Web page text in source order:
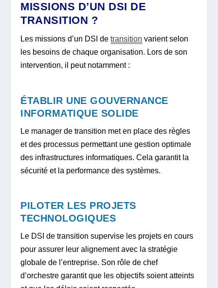
MISSIONS D’UN DSI DE
TRANSITION ?
Les missions d’un DSI detransition varient selon
les besoins de chaque organisation. Lors de son
intervention, il peut notamment :
ÉTABLIR UNE GOUVERNANCE
INFORMATIQUE SOLIDE
Le manager de transition met en place des règles
et des processus permettant une gestion optimale
des infrastructures informatiques. Cela garantit la
sécurité et la performance des systèmes.
PILOTER LES PROJETS
TECHNOLOGIQUES
Le DSI de transition supervise les projets en cours
pour assurer leur alignement avec la stratégie
globale de l’entreprise. Son rôle de chef
d’orchestre garantit que les objectifs soient atteints